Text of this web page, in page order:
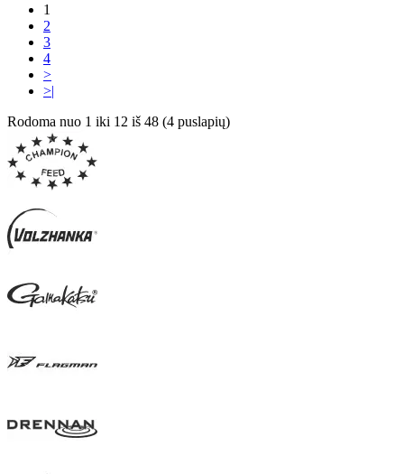
1
2
3
4
>
>|
Rodoma nuo 1 iki 12 iš 48 (4 puslapių)